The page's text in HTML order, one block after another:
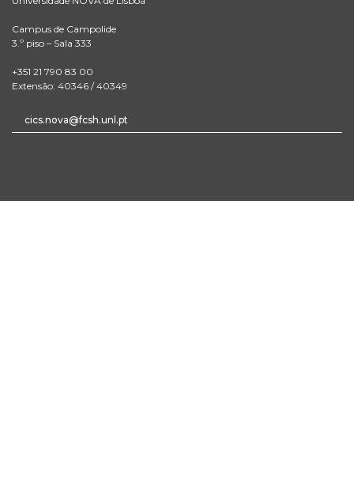
Campus de Campolide
3.º piso – Sala 333
+351 21 790 83 00
Extensão: 40346 / 40349
cics.nova@fcsh.unl.pt